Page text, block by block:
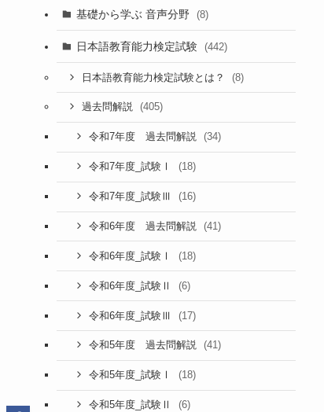
基礎から学ぶ 音声分野 (8)
日本語教育能力検定試験 (442)
日本語教育能力検定試験とは？ (8)
過去問解説 (405)
令和7年度 過去問解説 (34)
令和7年度_試験Ⅰ (18)
令和7年度_試験Ⅲ (16)
令和6年度 過去問解説 (41)
令和6年度_試験Ⅰ (18)
令和6年度_試験Ⅱ (6)
令和6年度_試験Ⅲ (17)
令和5年度 過去問解説 (41)
令和5年度_試験Ⅰ (18)
令和5年度_試験Ⅱ (6)